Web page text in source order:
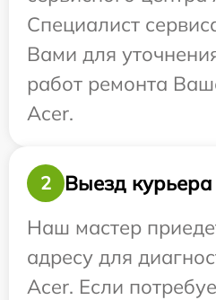
Специалист
Вами для
работ ремонта
Acer.
2
Выезд
Наш мастер
адресу для
Acer. Если